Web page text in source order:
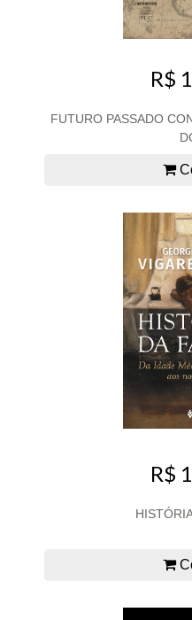
R$
FUTURO PASSADO
R$